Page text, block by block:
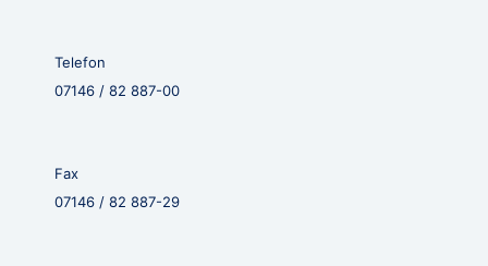
Telefon
07146 / 82 887-00
Fax
07146 / 82 887-29